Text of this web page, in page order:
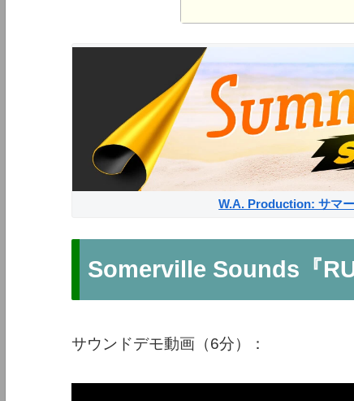
W.A. Production: サマー
Somerville Sounds『
サウンドデモ動画（6分）：